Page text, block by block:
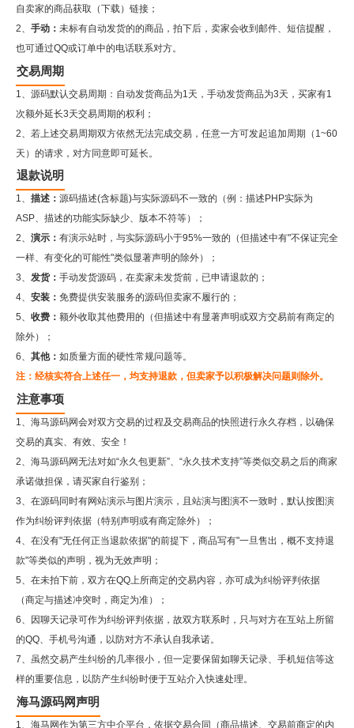
自卖家的商品获取（下载）链接；
2、 手动： 未标有自动发货的的商品，拍下后，卖家会收到邮件、短信提醒，
也可通过QQ或订单中的电话联系对方。
交易周期
1、源码默认交易周期：自动发货商品为1天，手动发货商品为3天，买家有1
次额外延长3天交易周期的权利；
2、若上述交易周期双方依然无法完成交易，任意一方可发起追加周期（1~60
天）的请求，对方同意即可延长。
退款说明
1、 描述： 源码描述(含标题)与实际源码不一致的（例：描述PHP实际为
ASP、描述的功能实际缺少、版本不符等）；
2、 演示： 有演示站时，与实际源码小于95%一致的（但描述中有"不保证完全
一样、有变化的可能性"类似显著声明的除外）；
3、 发货： 手动发货源码，在卖家未发货前，已申请退款的；
4、 安装： 免费提供安装服务的源码但卖家不履行的；
5、 收费： 额外收取其他费用的（但描述中有显著声明或双方交易前有商定的
除外）；
6、 其他： 如质量方面的硬性常规问题等。
注：经核实符合上述任一，均支持退款，但卖家予以积极解决问题则除外。
注意事项
1、海马源码网会对双方交易的过程及交易商品的快照进行永久存档，以确保
交易的真实、有效、安全！
2、 海马源码网无法对如“永久包更新”、“永久技术支持”等类似交易之后的商家
承诺做担保，请买家自行鉴别；
3、在源码同时有网站演示与图片演示，且站演与图演不一致时，默认按图演
作为纠纷评判依据（特别声明或有商定除外）；
4、在没有"无任何正当退款依据"的前提下，商品写有"一旦售出，概不支持退
款"等类似的声明，视为无效声明；
5、在未拍下前，双方在QQ上所商定的交易内容，亦可成为纠纷评判依据
（商定与描述冲突时，商定为准）；
6、因聊天记录可作为纠纷评判依据，故双方联系时，只与对方在互站上所留
的QQ、手机号沟通，以防对方不承认自我承诺。
7、虽然交易产生纠纷的几率很小，但一定要保留如聊天记录、手机短信等这
样的重要信息，以防产生纠纷时便于互站介入快速处理。
海马源码网声明
1、海马网作为第三方中介平台，依据交易合同（商品描述、交易前商定的内